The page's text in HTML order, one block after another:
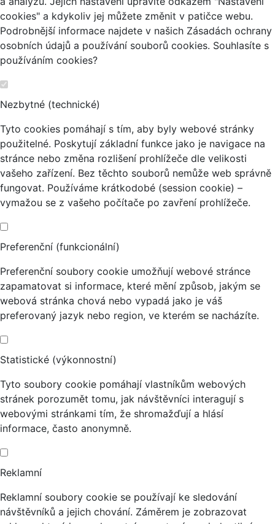
cookies" a kdykoliv jej můžete změnit v patičce webu.
Podrobnější informace najdete v našich Zásadách ochrany
osobních údajů a používání souborů cookies. Souhlasíte s
používáním cookies?
Nezbytné (technické)
Tyto cookies pomáhají s tím, aby byly webové stránky
použitelné. Poskytují základní funkce jako je navigace na
stránce nebo změna rozlišení prohlížeče dle velikosti
vašeho zařízení. Bez těchto souborů nemůže web správně
fungovat. Používáme krátkodobé (session cookie) –
vymažou se z vašeho počítače po zavření prohlížeče.
Preferenční (funkcionální)
Preferenční soubory cookie umožňují webové stránce
zapamatovat si informace, které mění způsob, jakým se
webová stránka chová nebo vypadá jako je váš
preferovaný jazyk nebo region, ve kterém se nacházíte.
Statistické (výkonnostní)
Tyto soubory cookie pomáhají vlastníkům webových
stránek porozumět tomu, jak návštěvníci interagují s
webovými stránkami tím, že shromažďují a hlásí
informace, často anonymně.
Reklamní
Reklamní soubory cookie se používají ke sledování
návštěvníků a jejich chování. Záměrem je zobrazovat